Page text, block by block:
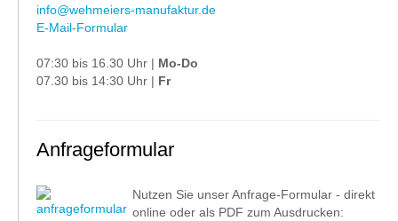
info@wehmeiers-manufaktur.de
E-Mail-Formular
07:30 bis 16.30 Uhr | Mo-Do
07.30 bis 14:30 Uhr | Fr
Anfrageformular
Nutzen Sie unser Anfrage-Formular - direkt
online oder als PDF zum Ausdrucken: